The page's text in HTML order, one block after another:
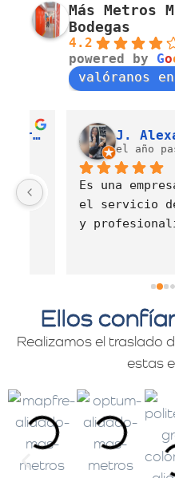
Más Metros
Bodegas
4.2
powered by Go
valóranos en
J.
el año pasado
Es una empresa
el servicio de
y
Ellos
Realizamos el traslado
estas